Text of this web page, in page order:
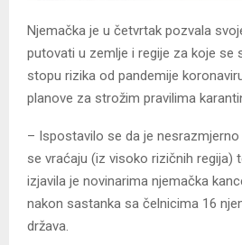
Njemačka je u četvrtak pozvala
putovati u zemlje i regije za koje se
stopu rizika od pandemije
planove za strožim pravilima
– Ispostavilo se da je nesrazmjerno
se vraćaju (iz visoko rizičnih regija)
izjavila je novinarima njemačka
nakon sastanka sa čelnicima 16
država.